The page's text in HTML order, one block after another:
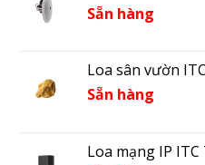
Sẵn hàng
Loa sân vườn
Sẵn hàng
Loa mạng IP ITC